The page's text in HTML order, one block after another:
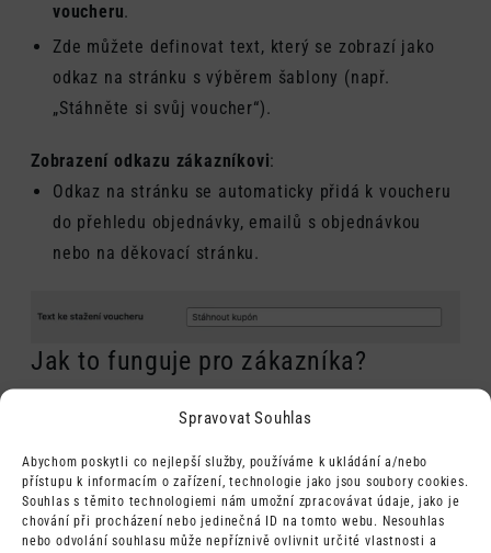
Spravovat Souhlas
Abychom poskytli co nejlepší služby, používáme k ukládání a/nebo
přístupu k informacím o zařízení, technologie jako jsou soubory cookies.
Souhlas s těmito technologiemi nám umožní zpracovávat údaje, jako je
chování při procházení nebo jedinečná ID na tomto webu. Nesouhlas
nebo odvolání souhlasu může nepříznivě ovlivnit určité vlastnosti a
voucheru.
Zde můžete definovat text, který se zobrazí jako
odkaz na stránku s výběrem šablony (např.
„Stáhněte si svůj voucher“).
Zobrazení odkazu zákazníkovi:
Odkaz na stránku se automaticky přidá k voucheru
do přehledu objednávky, emailů s objednávkou
nebo na děkovací stránku.
Jak to funguje pro zákazníka?
Po kliknutí na odkaz se otevře stránka, kde si
zákazník může vybrat šablonu voucheru (pokud jich
máte nastaveno více).